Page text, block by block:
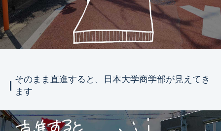
そのまま直進すると、日本大学商学部が見えてき
ます